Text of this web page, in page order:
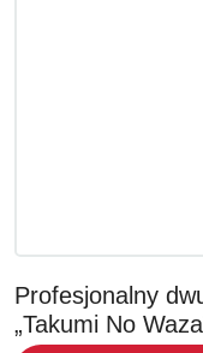
Profesjonalny
„Takumi No